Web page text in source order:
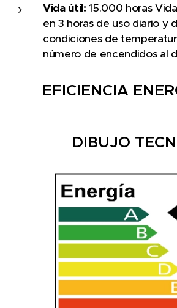
Vida útil:15.000 horas
en 3 horas de uso diario y
condiciones de
número de encendidos al
EFICIENCIA
DIBUJO